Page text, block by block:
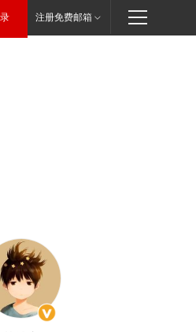
注册免费邮箱